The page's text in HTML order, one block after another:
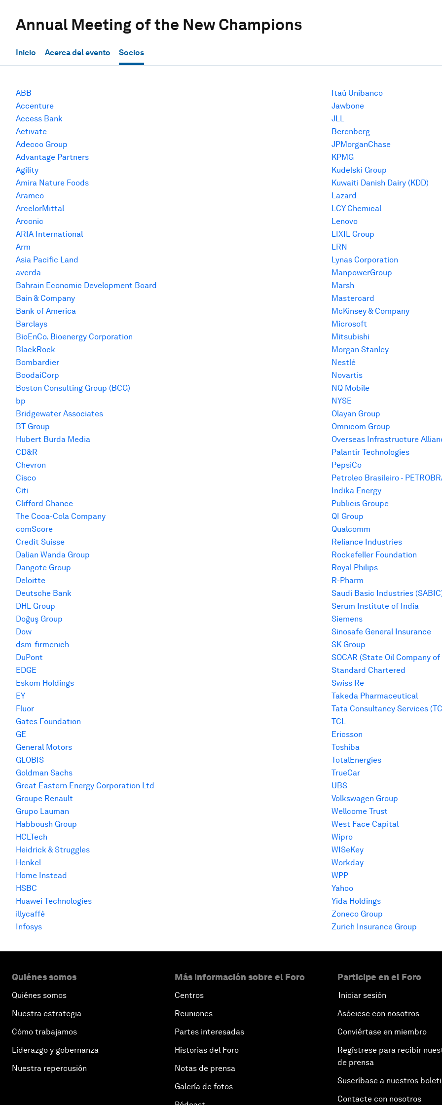
Annual Meeting of the New Champions
Inicio Acerca del evento Socios
ABB
Accenture
Access Bank
Activate
Adecco Group
Advantage Partners
Agility
Amira Nature Foods
Aramco
ArcelorMittal
Arconic
ARIA International
Arm
Asia Pacific Land
averda
Bahrain Economic Development Board
Bain & Company
Bank of America
Barclays
BioEnCo. Bioenergy Corporation
BlackRock
Bombardier
BoodaiCorp
Boston Consulting Group (BCG)
bp
Bridgewater Associates
BT Group
Hubert Burda Media
CD&R
Chevron
Cisco
Citi
Clifford Chance
The Coca-Cola Company
comScore
Credit Suisse
Dalian Wanda Group
Dangote Group
Deloitte
Deutsche Bank
DHL Group
Doğuş Group
Dow
dsm-firmenich
DuPont
EDGE
Eskom Holdings
EY
Fluor
Gates Foundation
GE
General Motors
GLOBIS
Goldman Sachs
Great Eastern Energy Corporation Ltd
Groupe Renault
Grupo Lauman
Habboush Group
HCLTech
Heidrick & Struggles
Henkel
Home Instead
HSBC
Huawei Technologies
illycaffè
Infosys
Itaú Unibanco
Jawbone
JLL
Berenberg
JPMorganChase
KPMG
Kudelski Group
Kuwaiti Danish Dairy (KDD)
Lazard
LCY Chemical
Lenovo
LIXIL Group
LRN
Lynas Corporation
ManpowerGroup
Marsh
Mastercard
McKinsey & Company
Microsoft
Mitsubishi
Morgan Stanley
Nestlé
Novartis
NQ Mobile
NYSE
Olayan Group
Omnicom Group
Overseas Infrastructure
Palantir Technologies
PepsiCo
Petroleo Brasileiro -
Indika Energy
Publicis Groupe
QI Group
Qualcomm
Reliance Industries
Rockefeller Foundation
Royal Philips
R-Pharm
Saudi Basic Industries
Serum Institute of India
Siemens
Sinosafe General Insurance
SK Group
SOCAR (State Oil Company
Standard Chartered
Swiss Re
Takeda Pharmaceutical
Tata Consultancy Services
TCL
Ericsson
Toshiba
TotalEnergies
TrueCar
UBS
Volkswagen Group
Wellcome Trust
West Face Capital
Wipro
WISeKey
Workday
WPP
Yahoo
Yida Holdings
Zoneco Group
Zurich Insurance Group
Quiénes somos
Quiénes somos
Nuestra estrategia
Cómo trabajamos
Liderazgo y gobernanza
Nuestra repercusión
Más información sobre el Foro
Centros
Reuniones
Partes interesadas
Historias del Foro
Notas de prensa
Galería de fotos
Participe en el Foro
Iniciar sesión
Asóciese con nosotros
Conviértase en miembro
Regístrese para recibir
de prensa
Suscríbase a nuestros
Contacte con nosotros